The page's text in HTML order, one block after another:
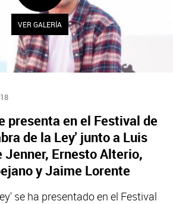
presenta en el Festival de
de la Ley' junto a Luis
Jenner, Ernesto Alterio,
y Jaime Lorente
se ha presentado en el Festival
VER GALERÍA